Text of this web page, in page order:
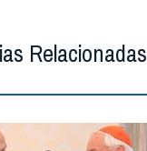
Relacionadas